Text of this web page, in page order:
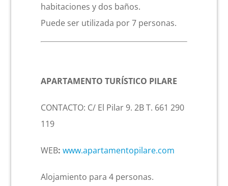
habitaciones y dos baños.
Puede ser utilizada por 7 personas.
APARTAMENTO TURÍSTICO PILARE
CONTACTO: C/ El Pilar 9. 2B T. 661 290
119
WEB: www.apartamentopilare.com
Alojamiento para 4 personas.